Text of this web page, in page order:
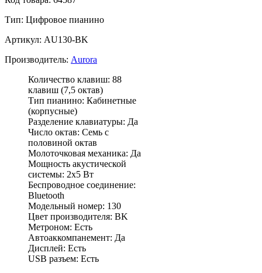
Тип: Цифровое пианино
Артикул: AU130-BK
Производитель: Aurora
Количество клавиш: 88
клавиш (7,5 октав)
Тип пианино: Кабинетные
(корпусные)
Разделение клавиатуры: Да
Число октав: Семь с
половиной октав
Молоточковая механика: Да
Мощность акустической
системы: 2х5 Вт
Беспроводное соединение:
Bluetooth
Модельный номер: 130
Цвет производителя: BK
Метроном: Есть
Автоаккомпанемент: Да
Дисплей: Есть
USB разъем: Есть